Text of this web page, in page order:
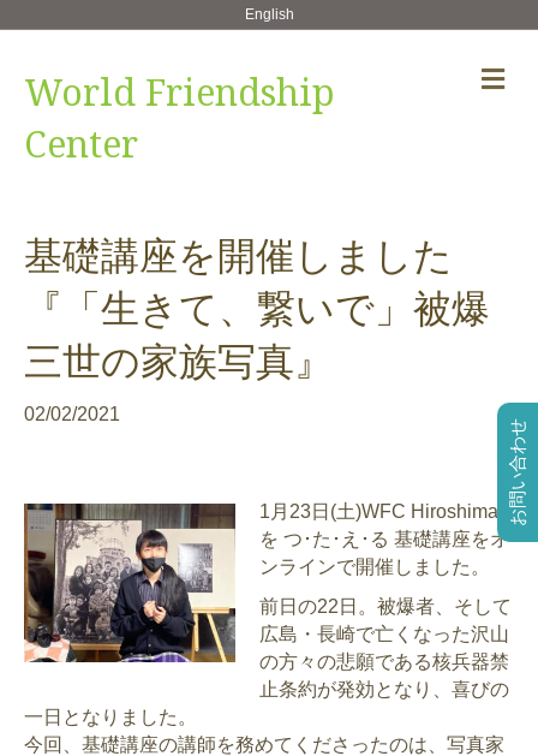
English
World Friendship
Center
メ
ニ
基礎講座を開催しました
『「生きて、繋いで」被爆
三世の家族写真』
02/02/2021
1月23日(土)WFC Hiroshima
を つ･た･え･る 基礎講座をオ
ンラインで開催しました。
前日の22日。被爆者、そして
広島・長崎で亡くなった沢山
の方々の悲願である核兵器禁
止条約が発効となり、喜びの
一日となりました。
今回、基礎講座の講師を務めてくださったのは、写真家
お問い合わせ